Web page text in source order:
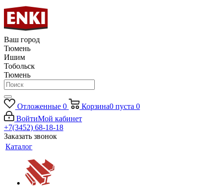
Ваш город
Тюмень
Ишим
Тобольск
Тюмень
Отложенные 0 Корзина0 пуста 0
ВойтиМой кабинет
+7(3452) 68-18-18
Заказать звонок
Каталог